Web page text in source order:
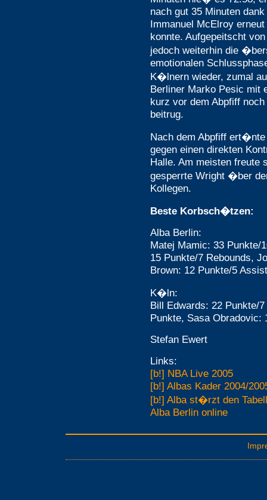
nach gut 35 Minuten
Immanuel McElroy
konnte. Aufgepeitscht
jedoch weiterhin die
emotionalen
K�lnern wieder, zumal
Berliner Marko Pesic mit
kurz vor dem Abpfiff
beitrug.
Nach dem Abpfiff
gegen einen direkten
Halle. Am meisten freute
gesperrte Wright �ber
Kollegen.
Beste Korbsch�tzen:
Alba Berlin:
Matej Mamic: 33 Punkte/
15 Punkte/7 Rebounds,
Brown: 12 Punkte/5
K�ln:
Bill Edwards: 22 Punkte/
Punkte, Sasa Obradovic:
Stefan Ewert
Links:
[b!] NBA Live 2005
[b!] Albas Kader 2004/
[b!] Alba st�rzt den
Alba Berlin online